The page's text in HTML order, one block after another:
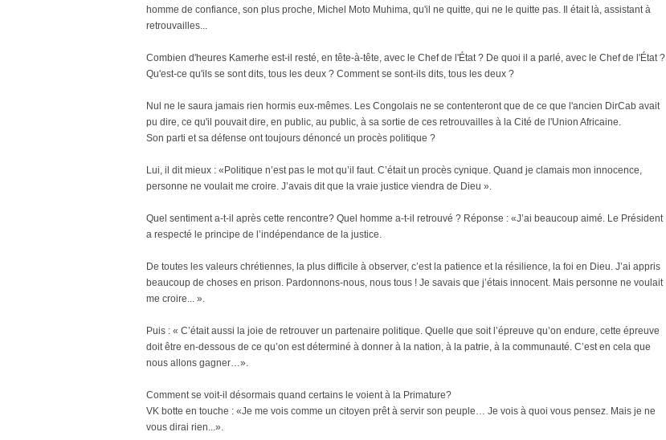
homme de confiance, son plus proche, Michel Moto Muhima, qu'il ne quitte, qui ne le quitte pas. Il était là, assistant à
retrouvailles...
Combien d'heures Kamerhe est-il resté, en tête-à-tête, avec le Chef de l'État ? De quoi il a parlé, avec le Chef de l'État ?
Qu'est-ce qu'ils se sont dits, tous les deux ? Comment se sont-ils dits, tous les deux ?
Nul ne le saura jamais rien hormis eux-mêmes. Les Congolais ne se contenteront que de ce que l'ancien DirCab avait
pu dire, ce qu'il pouvait dire, en public, au public, à sa sortie de ces retrouvailles à la Cité de l'Union Africaine.
Son parti et sa défense ont toujours dénoncé un procès politique ?
Lui, il dit mieux : «Politique n’est pas le mot qu’il faut. C’était un procès cynique. Quand je clamais mon innocence,
personne ne voulait me croire. J’avais dit que la vraie justice viendra de Dieu ».
Quel sentiment a-t-il après cette rencontre? Quel homme a-t-il retrouvé ? Réponse : «J’ai beaucoup aimé. Le Président
a respecté le principe de l’indépendance de la justice.
De toutes les valeurs chrétiennes, la plus difficile à observer, c’est la patience et la résilience, la foi en Dieu. J’ai appris
beaucoup de choses en prison. Pardonnons-nous, nous tous ! Je savais que j’étais innocent. Mais personne ne voulait
me croire... ».
Puis : « C’était aussi la joie de retrouver un partenaire politique. Quelle que soit l’épreuve qu’on endure, cette épreuve
doit être en-dessous de ce qu’on est déterminé à donner à la nation, à la patrie, à la communauté. C’est en cela que
nous allons gagner…».
Comment se voit-il désormais quand certains le voient à la Primature?
VK botte en touche : «Je me vois comme un citoyen prêt à servir son peuple… Je vois à quoi vous pensez. Mais je ne
vous dirai rien...».